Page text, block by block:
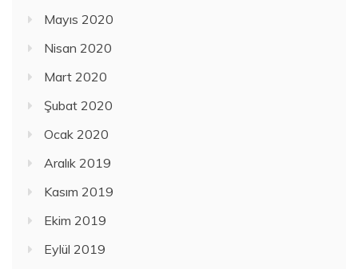
Mayıs 2020
Nisan 2020
Mart 2020
Şubat 2020
Ocak 2020
Aralık 2019
Kasım 2019
Ekim 2019
Eylül 2019